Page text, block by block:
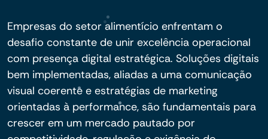
Empresas do setor alimentício enfrentam o
desafio constante de unir excelência operacional
com presença digital estratégica. Soluções digitais
bem implementadas, aliadas a uma comunicação
visual coerente e estratégias de marketing
orientadas à performance, são fundamentais para
crescer em um mercado pautado por